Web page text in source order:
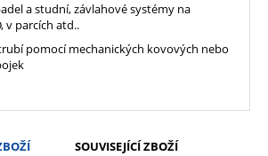
a studní, závlahové systémy na
v parcích atd..
pomocí mechanických kovových nebo
SOUVISEJÍCÍ ZBOŽÍ